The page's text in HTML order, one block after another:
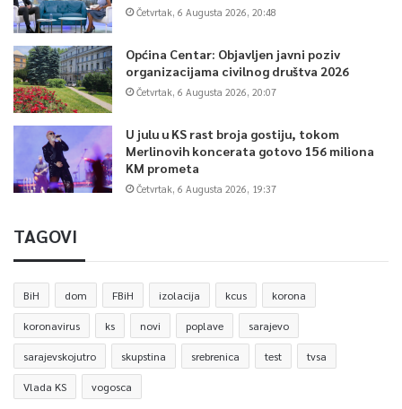
Četvrtak, 6 Augusta 2026, 20:48
Općina Centar: Objavljen javni poziv
organizacijama civilnog društva 2026
Četvrtak, 6 Augusta 2026, 20:07
U julu u KS rast broja gostiju, tokom
Merlinovih koncerata gotovo 156 miliona
KM prometa
Četvrtak, 6 Augusta 2026, 19:37
TAGOVI
BiH dom FBiH izolacija kcus korona
koronavirus ks novi poplave sarajevo
sarajevskojutro skupstina srebrenica test tvsa
Vlada KS vogosca